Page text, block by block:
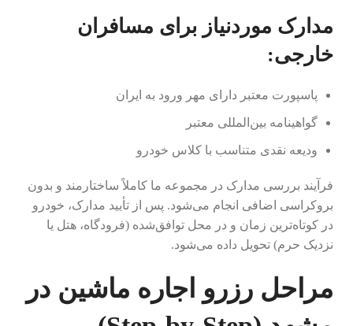
مدارک موردنیاز برای مسافران
خارجی:
پاسپورت معتبر دارای مهر ورود به ایران
گواهینامه بین‌المللی معتبر
ودیعه نقدی متناسب با کلاس خودرو
فرآیند بررسی مدارک در مجموعه ما کاملاً ساختارمند و بدون
بروکراسی اضافی انجام می‌شود. پس از تأیید مدارک، خودرو
در کوتاه‌ترین زمان و در محل توافق‌شده (فرودگاه، هتل یا
نزدیک حرم) تحویل داده می‌شود.
مراحل رزرو اجاره ماشین در